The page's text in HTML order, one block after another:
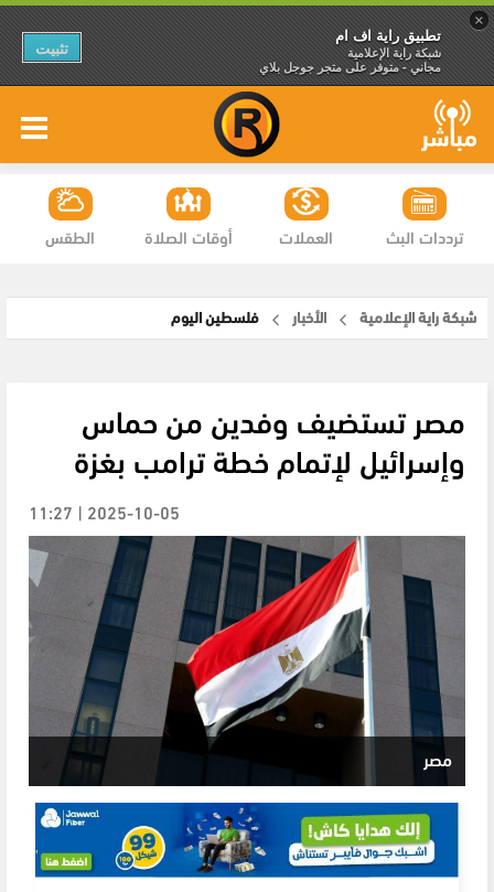
×
تطبيق راية اف ام
شبكة راية الإعلامية
مجاني - متوفر على متجر جوجل بلاي
تثبيت
الطقس أوقات الصلاة العملات ترددات البث
شبكة راية الإعلامية الأخبار فلسطين اليوم
مصر تستضيف وفدين من حماس
وإسرائيل لإتمام خطة ترامب بغزة
2025-10-05 | 11:27
مصر